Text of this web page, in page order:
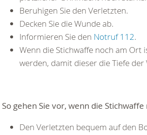
Beruhigen Sie den Verletzten.
Decken Sie die Wunde ab.
Informieren Sie den Notruf 112.
Wenn die Stichwaffe noch am Ort
werden, damit dieser die Tiefe
So gehen Sie vor, wenn die
Den Verletzten bequem auf den